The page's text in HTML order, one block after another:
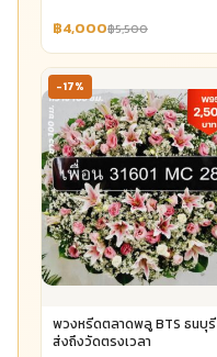
฿4,000฿5,500
-17%
พวงหรีดตลาดพลู BTS ธนบุรี
ส่งถึงวัดตรงเวลา